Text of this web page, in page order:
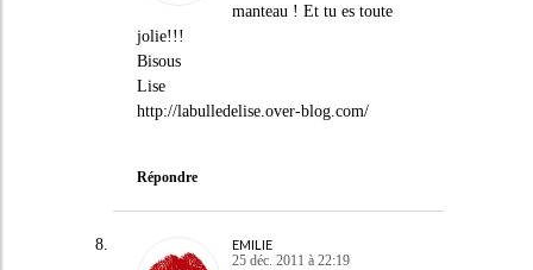
manteau ! Et tu es toute
jolie!!!
Bisous
Lise
http://labulledelise.over-blog.com/
Répondre
EMILIE
25 déc. 2011 à 22:19